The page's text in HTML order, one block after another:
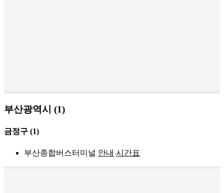
부산광역시 (1)
금정구 (1)
부산종합버스터미널 안내 시간표